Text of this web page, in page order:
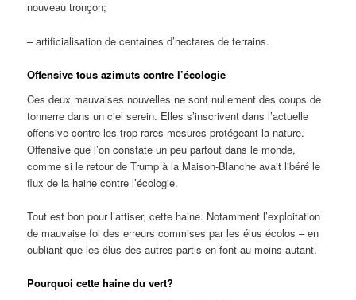
nouveau tronçon;
– artificialisation de centaines d’hectares de terrains.
Offensive tous azimuts contre l’écologie
Ces deux mauvaises nouvelles ne sont nullement des coups de
tonnerre dans un ciel serein. Elles s’inscrivent dans l’actuelle
offensive contre les trop rares mesures protégeant la nature.
Offensive que l’on constate un peu partout dans le monde,
comme si le retour de Trump à la Maison-Blanche avait libéré le
flux de la haine contre l’écologie.
Tout est bon pour l’attiser, cette haine. Notamment l’exploitation
de mauvaise foi des erreurs commises par les élus écolos – en
oubliant que les élus des autres partis en font au moins autant.
Pourquoi cette haine du vert?